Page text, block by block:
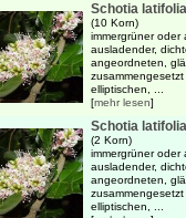
Schotia latifolia
(10 Korn)
immergrüner oder
ausladender,
angeordneten,
elliptischen, ...
[mehr lesen]
Schotia
(2 Korn)
immergrüner oder
ausladender,
angeordneten,
elliptischen, ...